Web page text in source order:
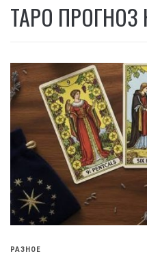
ТАРО
РАЗНОЕ